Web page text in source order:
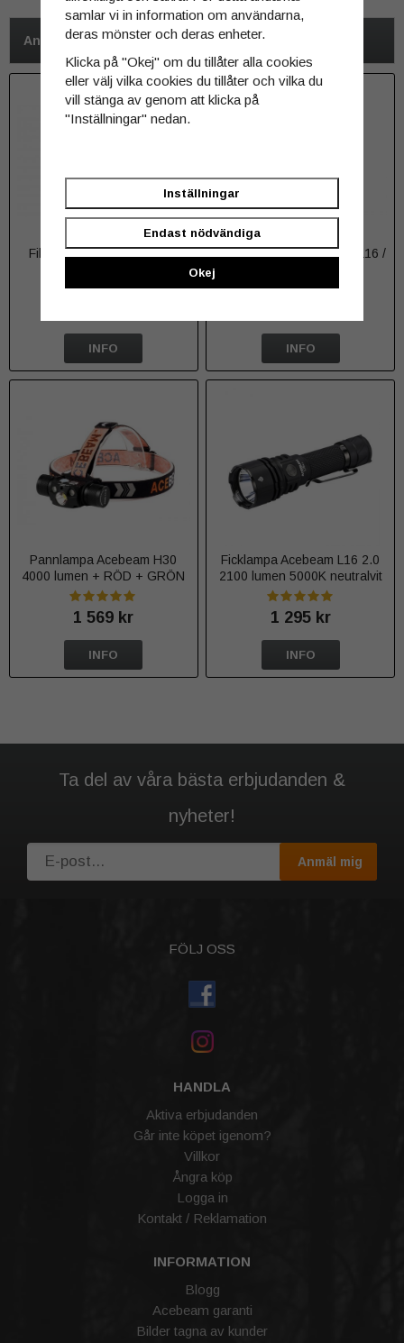
Andra har även köpt
Filter till Acebeam L30/K30
INFO
Fjärrkontroll till Acebeam L16 /
INFO
Pannlampa Acebeam H30
4000 lumen + RÖD + GRÖN
1 569 kr
INFO
Ficklampa Acebeam L16 2.0
2100 lumen 5000K neutralvit
1 295 kr
INFO
Ta del av våra bästa erbjudanden &
nyheter!
Anmäl mig
FÖLJ OSS
HANDLA
Aktiva erbjudanden
Går inte köpet igenom?
Villkor
Ångra köp
Logga in
Kontakt / Reklamation
INFORMATION
Blogg
Acebeam garanti
Bilder tagna av kunder
samlar vi in information om användarna,
deras mönster och deras enheter.
Klicka på "Okej" om du tillåter alla cookies
eller välj vilka cookies du tillåter och vilka du
vill stänga av genom att klicka på
"Inställningar" nedan.
Inställningar
Endast nödvändiga
Okej